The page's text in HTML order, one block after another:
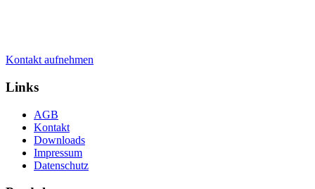
Kontakt aufnehmen
Links
AGB
Kontakt
Downloads
Impressum
Datenschutz